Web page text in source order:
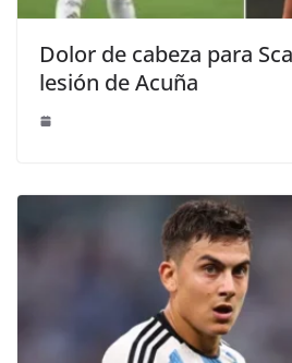
Dolor de cabeza para
lesión de Acuña